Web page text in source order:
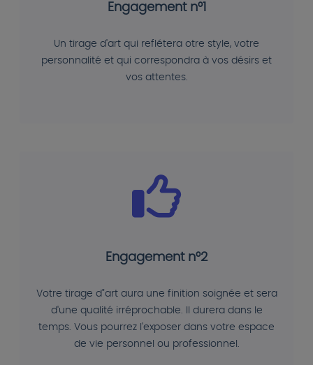
Engagement n°1
Un tirage d'art qui reflétera otre style, votre
personnalité et qui correspondra à vos désirs et
vos attentes.
Engagement n°2
Votre tirage d"art aura une finition soignée et sera
d'une qualité irréprochable. Il durera dans le
temps. Vous pourrez l'exposer dans votre espace
de vie personnel ou professionnel.